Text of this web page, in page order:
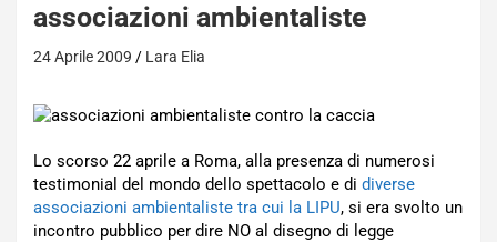
associazioni ambientaliste
24 Aprile 2009 Lara Elia
Lo scorso 22 aprile a Roma, alla presenza di numerosi
testimonial del mondo dello spettacolo e di diverse
associazioni ambientaliste tra cui la LIPU, si era svolto un
incontro pubblico per dire NO al disegno di legge